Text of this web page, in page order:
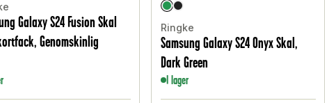
Galaxy S24 Fusion Skal
Genomskinlig
Ringke
Samsung Galaxy S24 Onyx Skal,
Dark Green
I lager